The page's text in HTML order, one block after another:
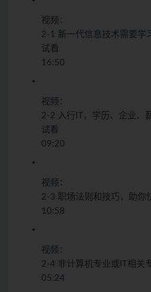
视频：
2-1 新一代信息技术需要学
试看
16:50
视频：
2-2 入行IT，学历、企业、
试看
09:20
视频：
2-3 职场法则和技巧，助你
10:58
视频：
2-4 非计算机专业或IT相关
05:24